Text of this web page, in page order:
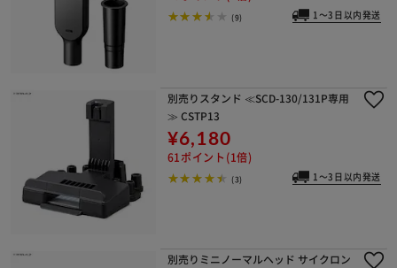
(9) 1～3日以内発送
別売りスタンド ≪SCD-130/131P専用
≫ CSTP13
¥6,180
61ポイント(1倍)
(3) 1～3日以内発送
別売りミニノーマルヘッド サイクロン